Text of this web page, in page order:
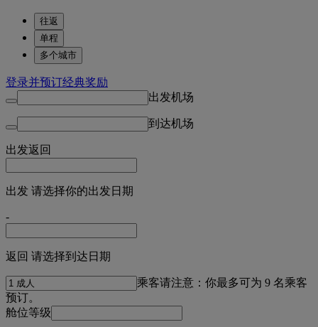
往返
单程
多个城市
登录并预订经典奖励
出发机场
到达机场
出发返回
出发 请选择你的出发日期
-
返回 请选择到达日期
乘客请注意：你最多可为 9 名乘客
预订。
舱位等级